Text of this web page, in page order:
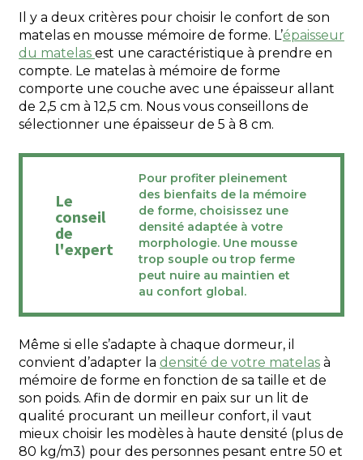
Il y a deux critères pour choisir le confort de son
matelas en mousse mémoire de forme. L’épaisseur
du matelas est une caractéristique à prendre en
compte. Le matelas à mémoire de forme
comporte une couche avec une épaisseur allant
de 2,5 cm à 12,5 cm. Nous vous conseillons de
sélectionner une épaisseur de 5 à 8 cm.
Le
conseil
de
l'expert
Pour profiter pleinement
des bienfaits de la mémoire
de forme, choisissez une
densité adaptée à votre
morphologie. Une mousse
trop souple ou trop ferme
peut nuire au maintien et
au confort global.
Même si elle s’adapte à chaque dormeur, il
convient d’adapter la densité de votre matelas à
mémoire de forme en fonction de sa taille et de
son poids. Afin de dormir en paix sur un lit de
qualité procurant un meilleur confort, il vaut
mieux choisir les modèles à haute densité (plus de
80 kg/m3) pour des personnes pesant entre 50 et